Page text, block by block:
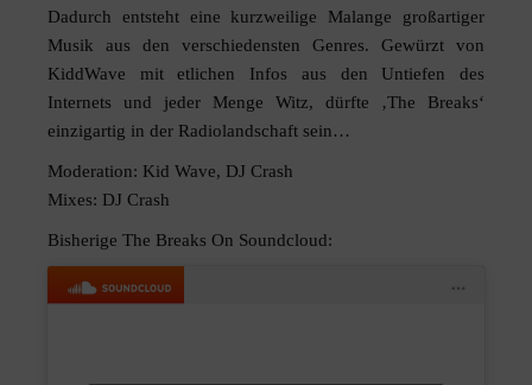
Dadurch entsteht eine kurzweilige Malange großartiger
Musik aus den verschiedensten Genres. Gewürzt von
KiddWave mit etlichen Infos aus den Untiefen des
Internets und jeder Menge Witz, dürfte ‚The Breaks‘
einzigartig in der Radiolandschaft sein…
Moderation: Kid Wave, DJ Crash
Mixes: DJ Crash
Bisherige The Breaks On Soundcloud: